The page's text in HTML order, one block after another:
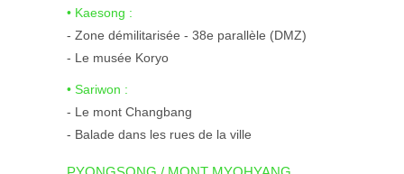
• Kaesong :
- Zone démilitarisée - 38e parallèle (DMZ)
- Le musée Koryo
• Sariwon :
- Le mont Changbang
- Balade dans les rues de la ville